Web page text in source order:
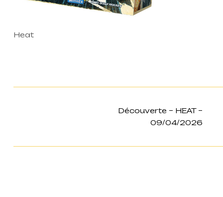
Heat
Découverte – HEAT –
09/04/2026